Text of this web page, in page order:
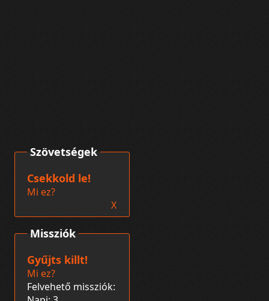
Missziók
Gyűjts killt!
Mi ez?
Felvehető missziók:
Szövetségek
Csekkold le!
Mi ez?
X